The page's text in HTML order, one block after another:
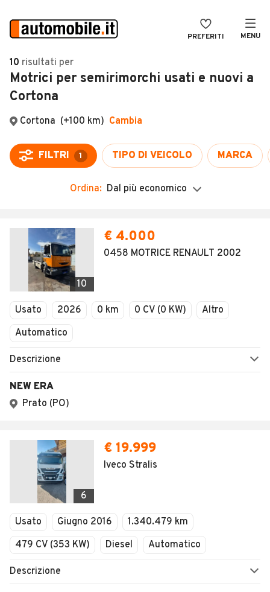
PREFERITI MENU
Auto
Auto usate
Auto Km 0
Auto Nuove
Moto
Camper
Veicoli Commerciali
Concessionari
VENDI
MAGAZINE
ACCEDI
10 risultati per
Motrici per semirimorchi usati e nuovi a
Cortona
Ordina: Dal più economico
10
€ 4.000
0458 MOTRICE RENAULT 2002
Usato 2026 0 km 0 CV (0 KW)
Altro
Automatico
Descrizione
NEW ERA
Prato (PO)
6
€ 19.999
Iveco Stralis
Usato Giugno 2016
1.340.479 km
479 CV (353 KW)
Diesel Automatico
Descrizione